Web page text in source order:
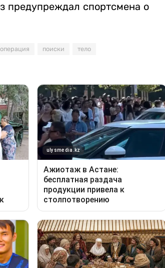
предупреждал спортсмена о
поиски тело